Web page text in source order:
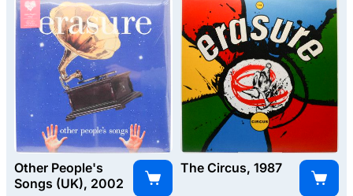
Other People's
Songs (UK), 2002
The Circus, 1987